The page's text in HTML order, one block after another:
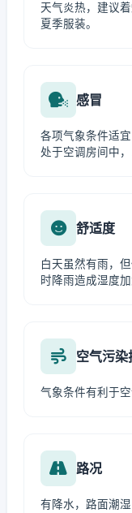
天气炎热，建议
夏季服装。
感冒
各项气象条件适
处于空调房间中，
舒适度
白天虽然有雨，
时降雨造成湿度
空气污
气象条件有利于
路况
有降水，路面潮